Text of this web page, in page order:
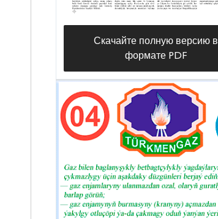
Скачайте полную версию в
формате PDF